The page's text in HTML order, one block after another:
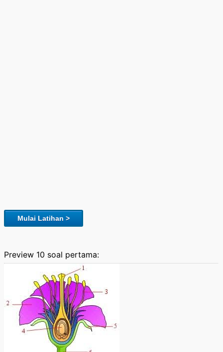
Mulai Latihan >
Preview 10 soal pertama: